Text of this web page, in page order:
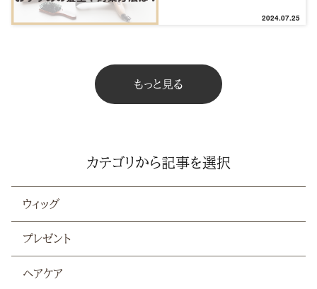
2024.07.25
もっと見る
カテゴリから記事を選択
ウィッグ
プレゼント
ヘアケア